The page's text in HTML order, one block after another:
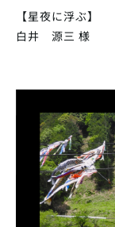
【星夜に浮ぶ】
白井 源三 様